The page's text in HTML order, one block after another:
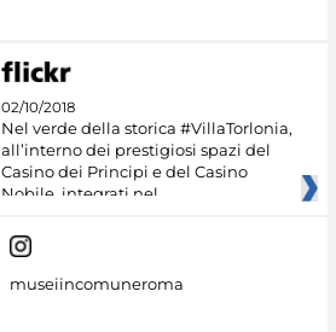
02/10/2018
Nel verde della storica #VillaTorlonia,
all’interno dei prestigiosi spazi del
Casino dei Principi e del Casino
Nobile, integrati nel
museiincomuneroma